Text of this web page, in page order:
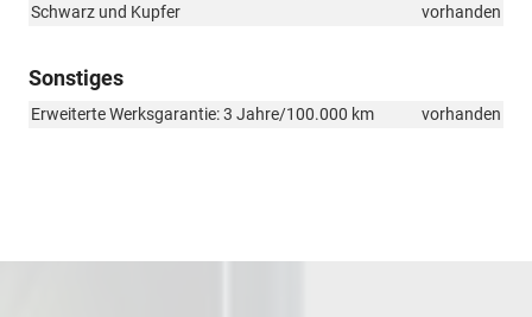
Schwarz und Kupfer
vorhanden
Sonstiges
Erweiterte Werksgarantie: 3 Jahre/100.000 km vorhanden